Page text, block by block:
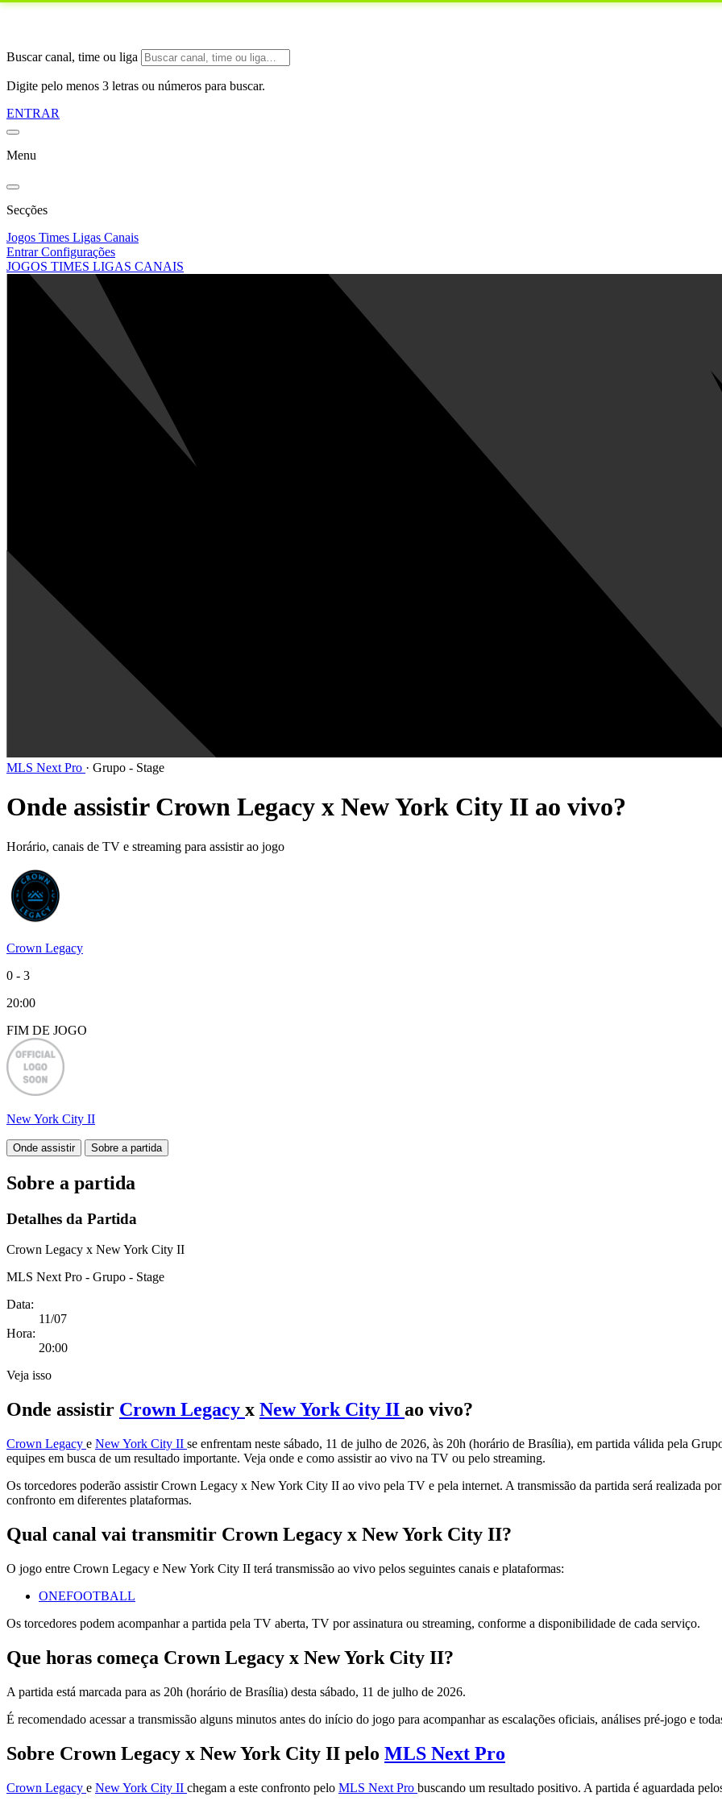
Buscar canal, time ou liga
Digite pelo menos 3 letras ou números para buscar.
ENTRAR
Menu
Secções
Jogos Times Ligas Canais
EntrarConfigurações
JOGOS TIMES LIGAS CANAIS
MLS Next Pro · Grupo - Stage
Onde assistir Crown Legacy x New York City II ao vivo?
Horário, canais de TV e streaming para assistir ao jogo
Crown Legacy
0 - 3
20:00
FIM DE JOGO
New York City II
Onde assistir Sobre a partida
Sobre a partida
Detalhes da Partida
Crown Legacy x New York City II
MLS Next Pro - Grupo - Stage
Data:
11/07
Hora:
20:00
Veja isso
Onde assistir Crown Legacy x New York City II ao vivo?
Crown Legacy e New York City II se enfrentam neste sábado, 11 de julho de 2026, às 20h (horário de Brasília), em partida válida pela
equipes em busca de um resultado importante. Veja onde e como assistir ao vivo na TV ou pelo streaming.
Os torcedores poderão assistir Crown Legacy x New York City II ao vivo pela TV e pela internet. A transmissão da partida será realizada
confronto em diferentes plataformas.
Qual canal vai transmitir Crown Legacy x New York City II?
O jogo entre Crown Legacy e New York City II terá transmissão ao vivo pelos seguintes canais e plataformas:
ONEFOOTBALL
Os torcedores podem acompanhar a partida pela TV aberta, TV por assinatura ou streaming, conforme a disponibilidade de cada serviço.
Que horas começa Crown Legacy x New York City II?
A partida está marcada para as 20h (horário de Brasília) desta sábado, 11 de julho de 2026.
É recomendado acessar a transmissão alguns minutos antes do início do jogo para acompanhar as escalações oficiais, análises pré-jogo e
Sobre Crown Legacy x New York City II pelo MLS Next Pro
Crown Legacy e New York City II chegam a este confronto pelo MLS Next Pro buscando um resultado positivo. A partida é aguardada